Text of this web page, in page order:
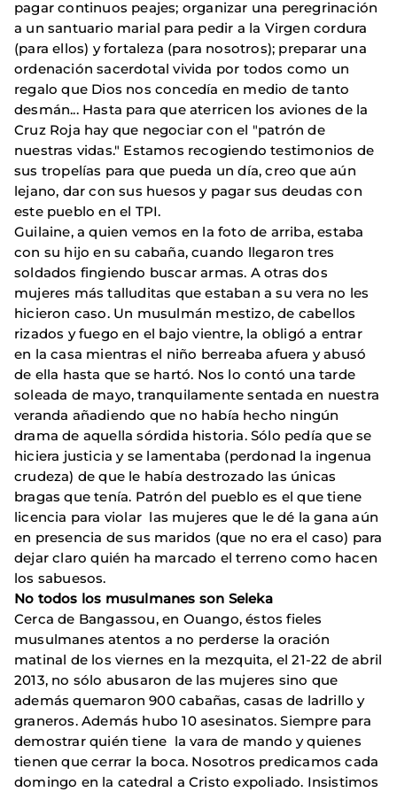
pagar continuos peajes; organizar una peregrinación
a un santuario marial para pedir a la Virgen cordura
(para ellos) y fortaleza (para nosotros); preparar una
ordenación sacerdotal vivida por todos como un
regalo que Dios nos concedía en medio de tanto
desmán... Hasta para que aterricen los aviones de la
Cruz Roja hay que negociar con el "patrón de
nuestras vidas." Estamos recogiendo testimonios de
sus tropelías para que pueda un día, creo que aún
lejano, dar con sus huesos y pagar sus deudas con
este pueblo en el TPI.
Guilaine, a quien vemos en la foto de arriba, estaba
con su hijo en su cabaña, cuando llegaron tres
soldados fingiendo buscar armas. A otras dos
mujeres más talluditas que estaban a su vera no les
hicieron caso. Un musulmán mestizo, de cabellos
rizados y fuego en el bajo vientre, la obligó a entrar
en la casa mientras el niño berreaba afuera y abusó
de ella hasta que se hartó. Nos lo contó una tarde
soleada de mayo, tranquilamente sentada en nuestra
veranda añadiendo que no había hecho ningún
drama de aquella sórdida historia. Sólo pedía que se
hiciera justicia y se lamentaba (perdonad la ingenua
crudeza) de que le había destrozado las únicas
bragas que tenía. Patrón del pueblo es el que tiene
licencia para violar las mujeres que le dé la gana aún
en presencia de sus maridos (que no era el caso) para
dejar claro quién ha marcado el terreno como hacen
los sabuesos.
No todos los musulmanes son Seleka
Cerca de Bangassou, en Ouango, éstos fieles
musulmanes atentos a no perderse la oración
matinal de los viernes en la mezquita, el 21-22 de abril
2013, no sólo abusaron de las mujeres sino que
además quemaron 900 cabañas, casas de ladrillo y
graneros. Además hubo 10 asesinatos. Siempre para
demostrar quién tiene la vara de mando y quienes
tienen que cerrar la boca. Nosotros predicamos cada
domingo en la catedral a Cristo expoliado. Insistimos